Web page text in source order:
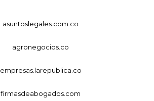
asuntoslegales.com.co
agronegocios.co
empresas.larepublica.co
firmasdeabogados.com